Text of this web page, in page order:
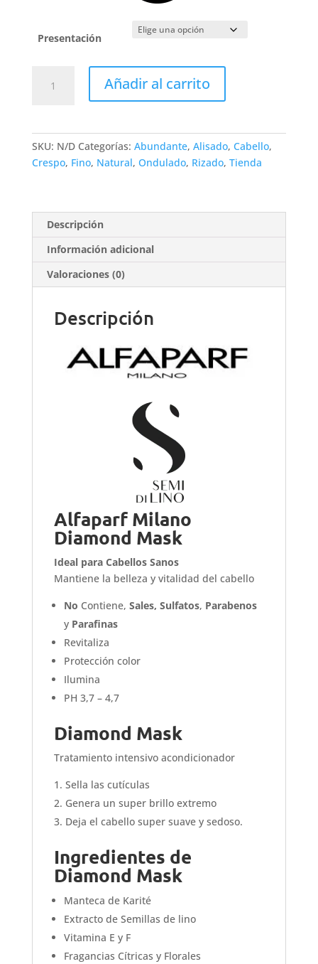
Presentación
Milano,
,Illuminating
,Normal
,Mascarilla
,Libre
Sulfatos,
Parabenos
Parafinas,
Protege
Añadir al carrito
SKU: N/D Categorías: Abundante, Alisado, Cabello,
Crespo, Fino, Natural, Ondulado, Rizado, Tienda
Descripción
Información adicional
Valoraciones (0)
Descripción
Alfaparf Milano
Diamond Mask
Ideal para Cabellos Sanos
Mantiene la belleza y vitalidad del cabello
No Contiene, Sales, Sulfatos, Parabenos
y Parafinas
Revitaliza
Protección color
Ilumina
PH 3,7 – 4,7
Diamond Mask
Tratamiento intensivo acondicionador
Sella las cutículas
Genera un super brillo extremo
Deja el cabello super suave y sedoso.
Ingredientes de
Diamond Mask
Manteca de Karité
Extracto de Semillas de lino
Vitamina E y F
Fragancias Cítricas y Florales